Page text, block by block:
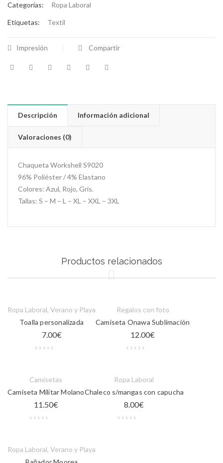
Categorías: Ropa Laboral
Etiquetas: Textil
Impresión Compartir
Descripción Información adicional
Valoraciones (0)
Chaqueta Workshell S9020
96% Poliéster / 4% Elastano
Colores: Azul, Rojo, Gris.
Tallas: S – M – L – XL – XXL – 3XL
Productos relacionados
Ropa Laboral, Verano y Playa
Toalla personalizada
7.00€
Regalos con foto
Camiseta Onawa Sublimación
12.00€
Camisetas
Camiseta Militar Molano
11.50€
Ropa Laboral
Chaleco s/mangas con capucha
8.00€
Ropa Laboral, Verano y Playa